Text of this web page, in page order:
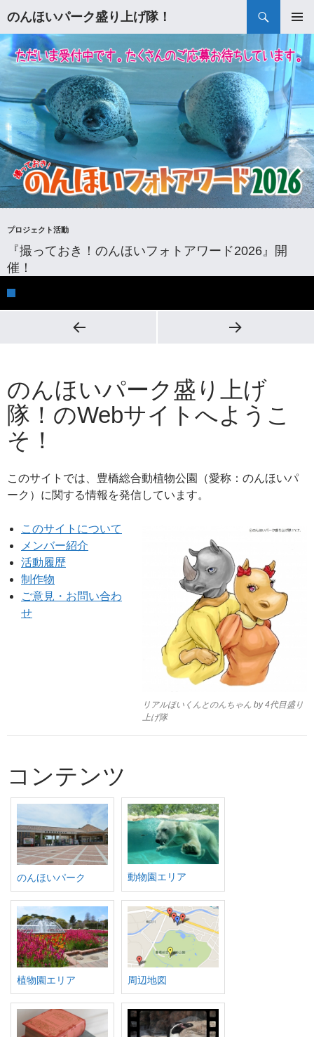
のんほいパーク盛り上げ隊！
索
メインメ
ニュー
ン
テ
ン
ツ
へ
ス
キ
ッ
プ
プロジェクト活動
『撮っておき！のんほいフォトアワード2026』開
催！
のんほいパーク盛り上げ
隊！のWebサイトへようこ
そ！
このサイトでは、豊橋総合動植物公園（愛称：のんほいパ
ーク）に関する情報を発信しています。
リアルほいくんとのんちゃん by 4代目盛り
上げ隊
このサイトについて
メンバー紹介
活動履歴
制作物
ご意見・お問い合わ
せ
コンテンツ
のんほいパーク 動物園エリア
植物園エリア 周辺地図